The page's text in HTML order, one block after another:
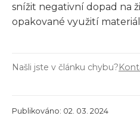
snížit negativní dopad na
opakované využití
Našli jste v článku chybu?
Publikováno: 02. 03. 2024